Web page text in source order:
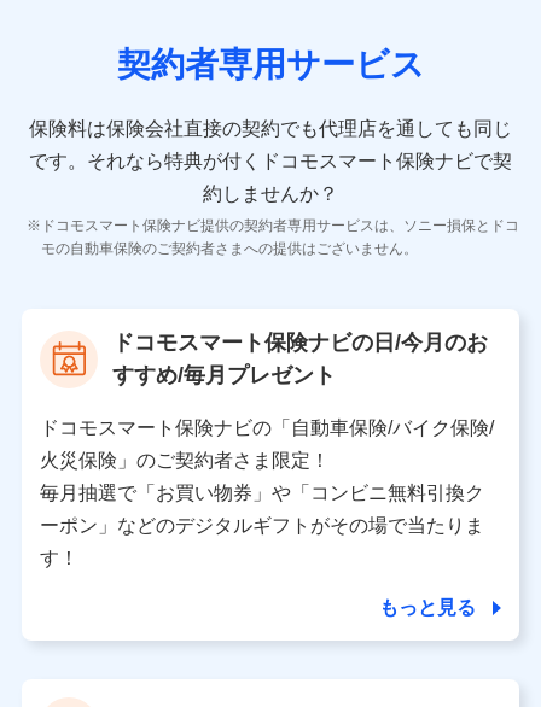
険契約に関する情報。例として、保険契約者及び被保険
者の氏名、住所、生年月日、性別、保険契約者と被保険
報、建物の構造や築年数などの情報、ペットの種類や年
齢などの情報などが含まれます。
【共同して利用する者の範囲】
当社
当社又は株式会社NTTドコモが提供する保険関連サービ
スにおけるユーザ登録受付および管理のため
を受けている保険会社・提携会社の保険その他に関する
情報を提供するため、また維持管理等の委託業務遂行の
ため、またそれらに付帯、関連する当社、株式会社NTT
ドコモおよび提携会社のサービスを案内、提供するため
（各サービスで取得したサービス利用履歴、ウェブサイ
トの閲覧履歴、購買履歴、ご契約内容等のパーソナルデ
ータを分析して、お客さまの趣味・嗜好・傾向に応じた
上記に係る案内・手続き・管理等付帯業務を行うため
契約者専用サービス
保険料は保険会社直接の契約でも代理店を通しても同じ
です。 それなら特典が付くドコモスマート保険ナビで契
約しませんか？
ドコモスマート保険ナビ提供の契約者専用サービスは、ソニー損保とドコ
モの自動車保険のご契約者さまへの提供はございません。
ドコモスマート保険ナビの日/今月のお
すすめ/毎月プレゼント
ドコモスマート保険ナビの「自動車保険/バイク保険/
火災保険」のご契約者さま限定！
毎月抽選で「お買い物券」や「コンビニ無料引換ク
ーポン」などのデジタルギフトがその場で当たりま
す！
もっと見る